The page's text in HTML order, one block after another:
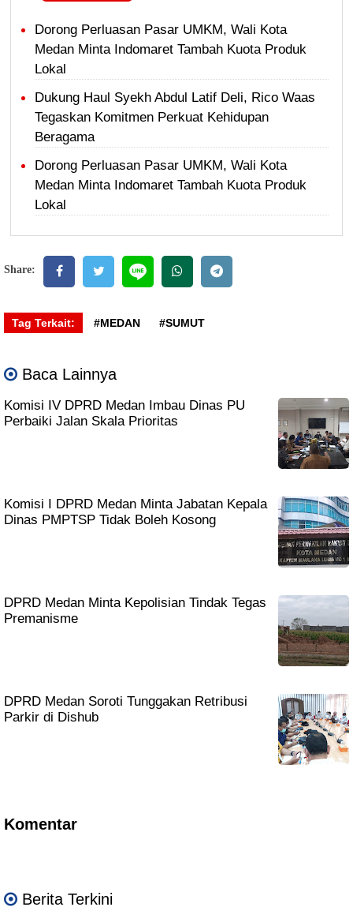
Dorong Perluasan Pasar UMKM, Wali Kota
Medan Minta Indomaret Tambah Kuota Produk
Lokal
Dukung Haul Syekh Abdul Latif Deli, Rico Waas
Tegaskan Komitmen Perkuat Kehidupan
Beragama
Dorong Perluasan Pasar UMKM, Wali Kota
Medan Minta Indomaret Tambah Kuota Produk
Lokal
Share:
Tag Terkait: #MEDAN #SUMUT
Baca Lainnya
Komisi IV DPRD Medan Imbau Dinas PU
Perbaiki Jalan Skala Prioritas
Komisi I DPRD Medan Minta Jabatan Kepala
Dinas PMPTSP Tidak Boleh Kosong
DPRD Medan Minta Kepolisian Tindak Tegas
Premanisme
DPRD Medan Soroti Tunggakan Retribusi
Parkir di Dishub
Komentar
Berita Terkini